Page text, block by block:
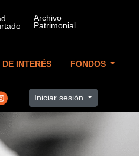
DE INTERÉS FONDOS
Iniciar sesión